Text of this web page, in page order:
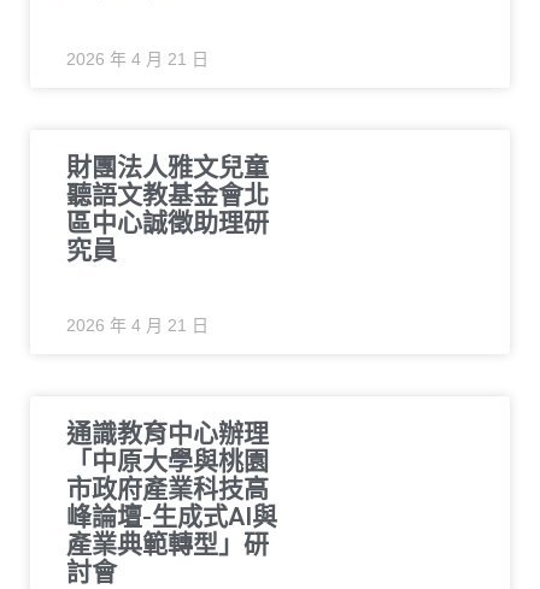
2026 年 4 月 21 日
財團法人雅文兒童
聽語文教基金會北
區中心誠徵助理研
究員
2026 年 4 月 21 日
通識教育中心辦理
「中原大學與桃園
市政府產業科技高
峰論壇-生成式AI與
產業典範轉型」研
討會